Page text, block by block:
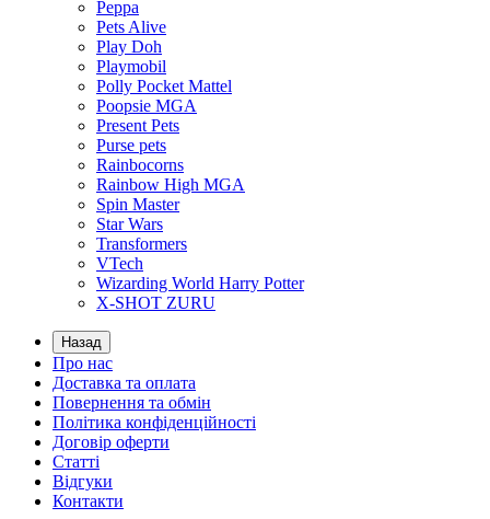
Peppa
Pets Alive
Play Doh
Playmobil
Polly Pocket Mattel
Poopsie MGA
Present Pets
Purse pets
Rainbocorns
Rainbow High MGA
Spin Master
Star Wars
Transformers
VTech
Wizarding World Harry Potter
X-SHOT ZURU
Назад
Про нас
Доставка та оплата
Повернення та обмін
Політика конфіденційності
Договір оферти
Статті
Відгуки
Контакти